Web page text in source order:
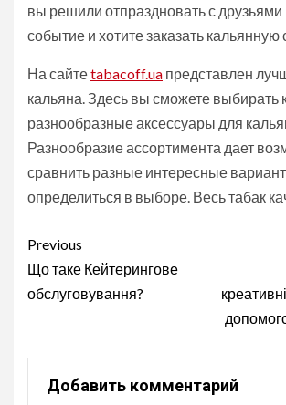
вы решили отпраздновать с друзьями
событие и хотите заказать кальянную
На сайтеtabacoff.ua представлен
кальяна. Здесь вы сможете выбирать
разнообразные аксессуары для
Разнообразие ассортимента дает
сравнить разные интересные
определиться в выборе. Весь табак
Continue
Reading
Previous
Що таке Кейтерингове
обслуговування?
Добавить комментарий